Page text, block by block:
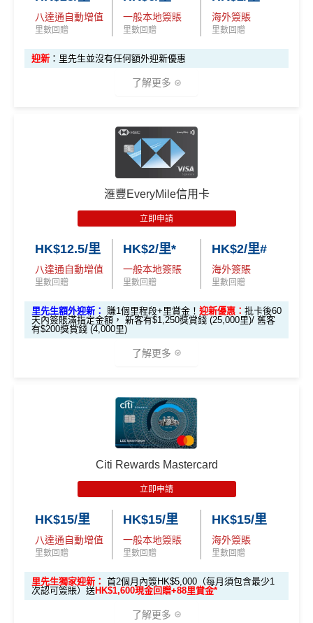
「盲盒」推廣期：2026年7月31日至9月20日 抽獎詳情：
www.sc.com/hk/cxluckydrawr3
條款細則：https://av.sc.c
申請連結：MrMiles.hk/cathay-card-appl
y
免簽賬送多HK$200獎賞+里先生派出38
新會員里賞金@+11,000里數❗️舊客免簽賬加碼送7,000里❗️
iPhone/Mac的話會有Adblock
g再申請：
MrMiles.hk/adblock/
申請完填Form賺多HK$200獎賞+新會員38
MrMiles.hk/cathay-card-for
m
@每1里賞金 ≈ HK$1，可兌換FPS轉數快回贈！詳情
Miles.hk/mmcredit
✅優點
首年免年費
食肆、酒店及海外簽賬HK$4 = 1里！勁抵無上限賺里
國泰、香港快運合資格簽賬HK$3＝1里
換里數免手續費
里數啱晒唔想煩嘅里友
一樣食到渣打信用卡優惠及Mastercard優惠
❎缺點
網上ebanking繳費無積分
迎新 條件及冷河期
可以拎咗Citibank其他信用卡先再拎呢張Citi Prestige，
因為拎咗其他卡可以食咗迎新先，之後先俾年費出呢
張卡(如果先拎Citi Prestige再拎Citi PM，咁Citi PM會
$1，可兌換FPS轉數快回贈！詳情MrMiles.hk/mmcredit
預訂任何酒店預訂4晚免1晚*
每年肯俾年費可拎返240,000積分
平日簽賬無上限$6=1里
年資獎賞高達30%
免費旅遊保險，另外仲有購物保障及網絡購物綜合保
港元支付海外商戶(如Expedia)無1%CBF手續費但都
無限期
兌換里數酒店積分免手續費
• 香港瑰麗酒店住宿，餐飲及生日餐飲禮遇
• Citi Prestige禮賓部，幫你搞掂餐廳、酒店預訂
• 世界各地指定的高爾夫球場免果嶺費
缺點
年薪要求高，要HK$600,000
年費無得走HK$3,800，不過有里數收返，都夠去一轉
東京或首爾
用PayMe/Alipay等電子錢包增值都計迎新，不過要留
意手續費
✅優點
PayMe攻略) 或→ 其他可入之貴賓室清單
當月月結單簽賬(包括本地海外全包)滿HK$20,000，所
有海外簽帳(包括海外網上)都變HK$3 = 1 里(
都加埋落去睇夠唔夠HK$20,000)
包全家免費旅遊保險(需要用Citi PM找付機票費用，換
機票俾稅都得)，個旅遊保障包括埋遺失行李，旅程延
誤等，部份高危活動都無列入不受保如40米深以內潛
水、滑雪、跳傘
港元支付海外商戶(如Apple Music)無1% CBF手續費
(但無積分)
可以玩到Avios！
Household account 可以全家一齊儲共用里數
訂酒店有得用Citi獨家code：Expedia 酒店折扣代碼
goda 酒店折扣代碼
無特別優惠時正常本地簽賬得HK$8 = 1 Avios/Asia Mil
es
DCC無積分
免責聲明：里先生努力保持信息準確。若任何信息與你到
服務供應商或特定產品網站有所出入，
積分可以儲五年
兌換里數免手續費
❎缺點
於非香港登記之商戶以港幣交易金額及DCC都有1%收
到第二年時沒有東亞戶口唔waive年費，打完電話都唔
查看更多信用卡詳情及分析...
八達通自動增值
里數回贈
一般本地簽賬
里數回贈
海外簽賬
里數回贈
迎新 ：里先生並沒有任何額外迎新優惠
了解更多
DBS信用卡優惠，啲優惠都實用又貼地
有得換Asia Miles/Avios/KrisFlyer/鳯凰知音，夠flexibl
到$6=1里
日常PayMe/支付寶HK轉賬/Wechat Pay轉賬都$6=
1！！！無成本賺里數！
積分無限期，轉DBS$去積分特快，Asia Miles可即日
到賬
iBanking繳費無里數
信用卡交保險費點交都無積分
食飯都係得$6=1里
里數，但唔收charge
八達通自動增值$12=1里，每日增值得$250
查看更多信用卡詳情及分析...
滙豐EveryMile信用卡
立即申請
HK$12.5/里
八達通自動增值
里數回贈
HK$2/里*
一般本地簽賬
里數回贈
HK$2/里#
海外簽賬
里數回贈
里先生額外迎新： 賺1個里程段+里賞金！ 迎新優惠： 批卡後60
天內簽賬滿指定金額， 新客有$1,250獎賞錢 (25,000里)/ 舊客
有$200獎賞錢 (4,000里)
了解更多
*本地交通出行簽賬、本地咖啡店及輕便美食簽賬及網上
娛樂平台簽賬高達2.5%回贈，詳情睇返
滙豐EveryMile信用卡迎新
滙豐 EveryMile信用卡申請網址
MrMiles.hk/hsbc-mile-a
pply
里先生加碼： 申請完填Form
MrMiles.hk/hsbc-em-for
m賺1個里程段+里賞金❗️（由里先生派出🎯38新會員額
外里賞金#）
#每1里賞金 ≈ HK$1，可兌換FPS轉數快回贈！詳情
Citi Rewards Mastercard
立即申請
HK$15/里
八達通自動增值
里數回贈
HK$15/里
一般本地簽賬
里數回贈
HK$15/里
海外簽賬
里數回贈
里先生獨家迎新： 首2個月內簽HK$5,000（每月須包含最少1
次認可簽賬）送HK$1,600現金回贈+88里賞金*
了解更多